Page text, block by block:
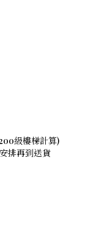
級樓梯計算)
排再到送貨